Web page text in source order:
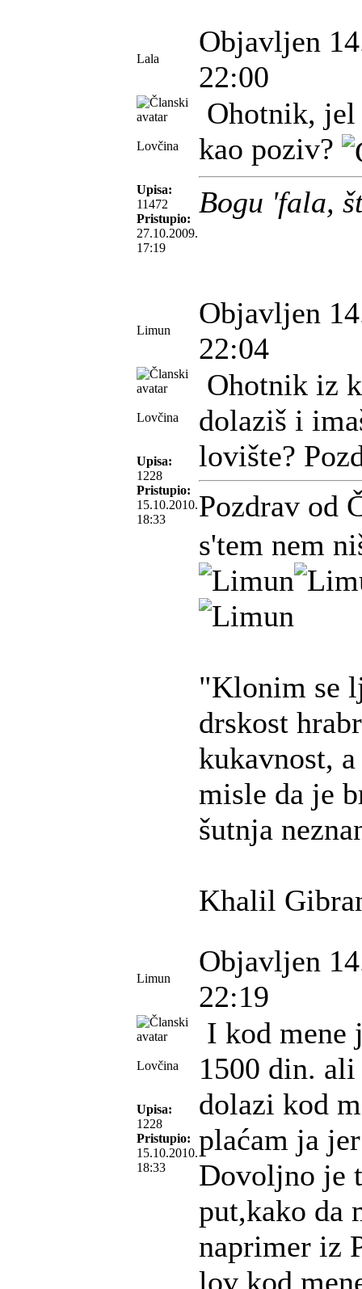
Lala
Objavljen
22:00
Lovčina
Upisa:
11472
Pristupio:
27.10.2009.
17:19
Ohotnik,
kao poziv?
Bogu 'fala,
Limun
Objavljen
22:04
Lovčina
Upisa:
1228
Pristupio:
15.10.2010.
18:33
Ohotnik iz
dolaziš i
lovište?
Pozdrav od
s'tem nem
"Klonim se
drskost
kukavnost,
misle da je
šutnja
Khalil
Limun
Objavljen
22:19
Lovčina
Upisa:
1228
Pristupio:
15.10.2010.
18:33
I kod mene
1500 din.
dolazi kod
plaćam ja
Dovoljno je
put,kako da
naprimer iz
lov kod